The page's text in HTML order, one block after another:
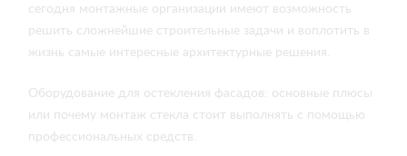
сегодня монтажные организации имеют возможность
решить сложнейшие строительные задачи и воплотить в
жизнь самые интересные архитектурные решения.
Оборудование для остекления фасадов: основные плюсы
или почему монтаж стекла стоит выполнять с помощью
профессиональных средств.